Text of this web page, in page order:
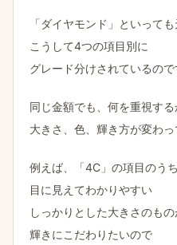
「ダイヤモンド」と​いって
こうして​4つの​項目別に
グレード分けされているので
同じ​金額でも、​何を​重視する
大きさ、​色、​輝き方が​変わっ
例えば、​「4C」の​項目のうち
目に​見えて​わかりやすい
しっかりと​した​大きさの​もの
輝きに​こだわりたいので